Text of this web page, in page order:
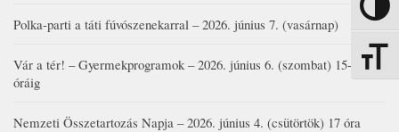
Nagy
Polka-parti a táti fúvószenekarral – 2026. június 7. (vasárnap)
Vár a tér! – Gyermekprogramok – 2026. június 6. (szombat) 15-19
óráig
Nemzeti Összetartozás Napja – 2026. június 4. (csütörtök) 17 óra